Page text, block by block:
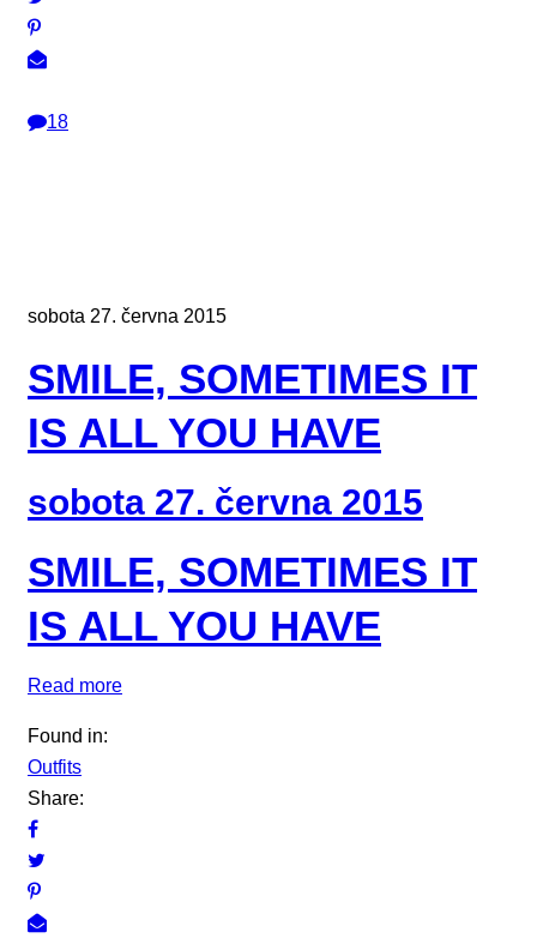
18
sobota 27. června 2015
SMILE, SOMETIMES IT
IS ALL YOU HAVE
sobota 27. června 2015
SMILE, SOMETIMES IT
IS ALL YOU HAVE
Read more
Found in:
Outfits
Share: